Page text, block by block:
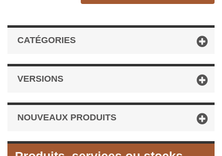
CATÉGORIES
VERSIONS
NOUVEAUX PRODUITS